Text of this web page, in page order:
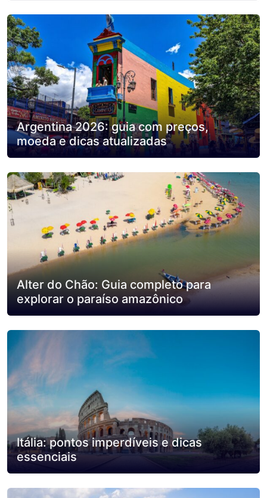
Argentina 2026: guia com preços,
moeda e dicas atualizadas
Alter do Chão: Guia completo para
explorar o paraíso amazônico
Itália: pontos imperdíveis e dicas
essenciais